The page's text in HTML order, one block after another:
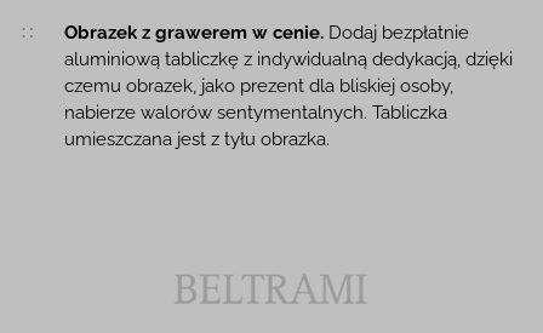
Obrazek z grawerem w cenie.Dodaj bezpłatnie
aluminiową tabliczkę z indywidualną dedykacją, dzięki
czemu obrazek, jako prezent dla bliskiej osoby,
nabierze walorów sentymentalnych. Tabliczka
umieszczana jest z tyłu obrazka.